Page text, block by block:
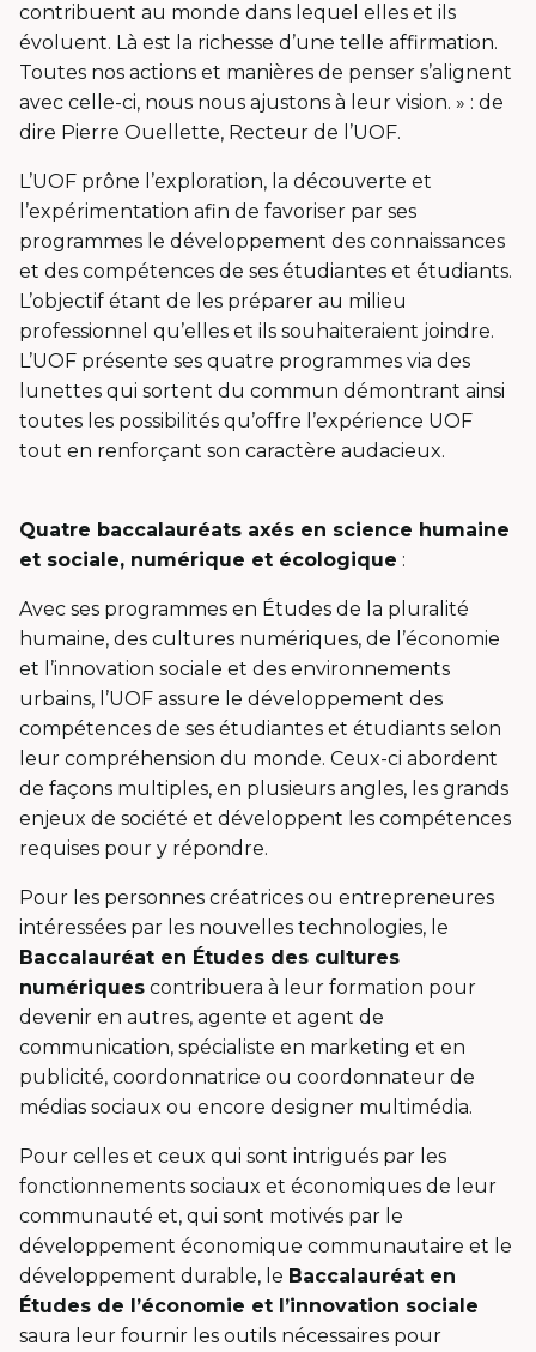
contribuent au monde dans lequel elles et ils
évoluent. Là est la richesse d’une telle affirmation.
Toutes nos actions et manières de penser s’alignent
avec celle-ci, nous nous ajustons à leur vision. » : de
dire Pierre Ouellette, Recteur de l’UOF.
L’UOF prône l’exploration, la découverte et
l’expérimentation afin de favoriser par ses
programmes le développement des connaissances
et des compétences de ses étudiantes et étudiants.
L’objectif étant de les préparer au milieu
professionnel qu’elles et ils souhaiteraient joindre.
L’UOF présente ses quatre programmes via des
lunettes qui sortent du commun démontrant ainsi
toutes les possibilités qu’offre l’expérience UOF
tout en renforçant son caractère audacieux.
Quatre baccalauréats axés en science humaine
et sociale, numérique et écologique :
Avec ses programmes en Études de la pluralité
humaine, des cultures numériques, de l’économie
et l’innovation sociale et des environnements
urbains, l’UOF assure le développement des
compétences de ses étudiantes et étudiants selon
leur compréhension du monde. Ceux-ci abordent
de façons multiples, en plusieurs angles, les grands
enjeux de société et développent les compétences
requises pour y répondre.
Pour les personnes créatrices ou entrepreneures
intéressées par les nouvelles technologies, le
Baccalauréat en Études des cultures
numériques contribuera à leur formation pour
devenir en autres, agente et agent de
communication, spécialiste en marketing et en
publicité, coordonnatrice ou coordonnateur de
médias sociaux ou encore designer multimédia.
Pour celles et ceux qui sont intrigués par les
fonctionnements sociaux et économiques de leur
communauté et, qui sont motivés par le
développement économique communautaire et le
développement durable, le Baccalauréat en
Études de l’économie et l’innovation sociale
saura leur fournir les outils nécessaires pour